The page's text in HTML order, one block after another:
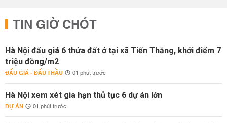
TIN GIỜ CHÓT
Hà Nội đấu giá 6 thửa đất ở tại xã Tiến Thắng, khởi điểm 7
triệu đồng/m2
ĐẤU GIÁ - ĐẤU THẦU 01 phút trước
Hà Nội xem xét gia hạn thủ tục 6 dự án lớn
DỰ ÁN 01 phút trước